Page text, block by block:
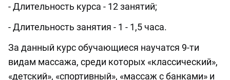
- Длительность курса - 12 занятий;
- Длительность занятия - 1 - 1,5 часа.
За данный курс обучающиеся научатся 9-ти
видам массажа, среди которых «классический»,
«детский», «спортивный», «массаж с банками» и